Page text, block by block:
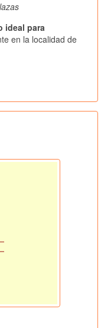
ideal para
en la localidad de